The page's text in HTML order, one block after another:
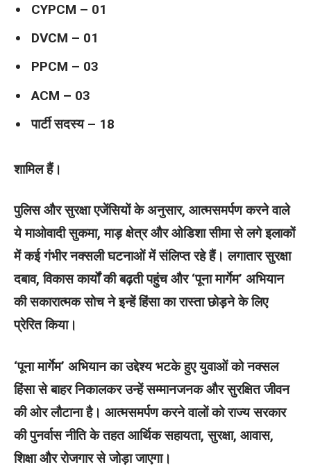
CYPCM – 01
DVCM – 01
PPCM – 03
ACM – 03
पार्टी सदस्य – 18
शामिल हैं।
पुलिस और सुरक्षा एजेंसियों के अनुसार, आत्मसमर्पण करने वाले
ये माओवादी सुकमा, माड़ क्षेत्र और ओडिशा सीमा से लगे इलाकों
में कई गंभीर नक्सली घटनाओं में संलिप्त रहे हैं। लगातार सुरक्षा
दबाव, विकास कार्यों की बढ़ती पहुंच और ‘पूना मार्गेम’ अभियान
की सकारात्मक सोच ने इन्हें हिंसा का रास्ता छोड़ने के लिए
प्रेरित किया।
‘पूना मार्गेम’ अभियान का उद्देश्य भटके हुए युवाओं को नक्सल
हिंसा से बाहर निकालकर उन्हें सम्मानजनक और सुरक्षित जीवन
की ओर लौटाना है। आत्मसमर्पण करने वालों को राज्य सरकार
की पुनर्वास नीति के तहत आर्थिक सहायता, सुरक्षा, आवास,
शिक्षा और रोजगार से जोड़ा जाएगा।